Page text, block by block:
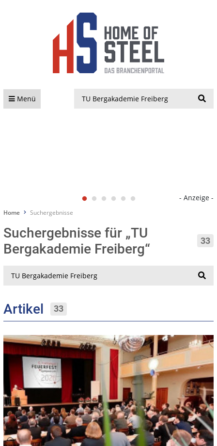
Menü
- Anzeige -
Home Suchergebnisse
Suchergebnisse für „TU
Bergakademie Freiberg“
33
Artikel 33